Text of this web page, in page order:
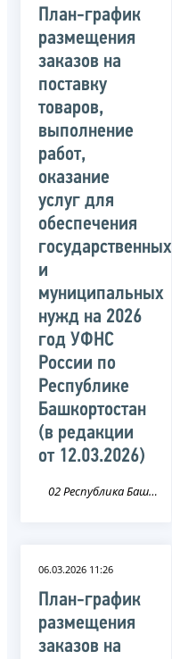
План-график
размещения
заказов на
поставку
товаров,
выполнение
работ,
оказание
услуг для
обеспечения
государственных
и
муниципальных
нужд на 2026
год УФНС
России по
Республике
Башкортостан
(в редакции
от 12.03.2026)
02 Республика Башкортостан
06.03.2026 11:26
План-график
размещения
заказов на